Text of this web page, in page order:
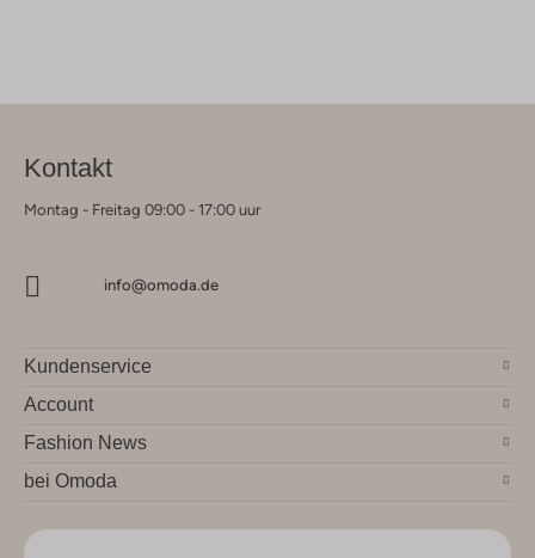
Kontakt
Montag - Freitag 09:00 - 17:00 uur
info@omoda.de
Kundenservice
Account
Fashion News
bei Omoda